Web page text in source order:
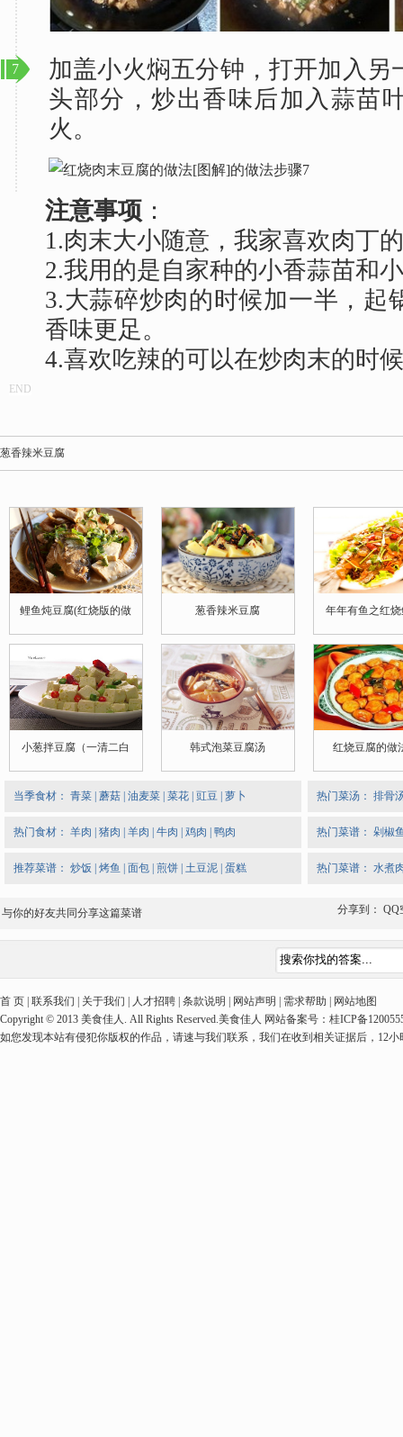
7
加盖小火焖五分钟，打开加入另
头部分，炒出香味后加入蒜苗
火。
注意事项 ：
1.肉末大小随意，我家喜欢肉丁
2.我用的是自家种的小香蒜苗和
3.大蒜碎炒肉的时候加一半，起
香味更足。
4.喜欢吃辣的可以在炒肉末的时
END
葱香辣米豆腐
鲤鱼炖豆腐(红烧版的做 葱香辣米豆腐 年年有鱼之红
小葱拌豆腐（一清二白 韩式泡菜豆腐汤 红烧豆腐的做
当季食材： 青菜 蘑菇 油麦菜 菜花 豇豆 萝卜
热门食材： 羊肉 猪肉 羊肉 牛肉 鸡肉 鸭肉
推荐菜谱： 炒饭 烤鱼 面包 煎饼 土豆泥 蛋糕
热门菜汤： 排骨
热门菜谱： 剁椒
热门菜谱： 水煮
与你的好友共同分享这篇菜谱 分享到： QQ
首 页 | 联系我们 | 关于我们 | 人才招聘 | 条款说明 | 网站声明 | 需求帮助 | 网站地图
Copyright © 2013 美食佳人. All Rights Reserved.美食佳人 网站备案号：桂ICP备
如您发现本站有侵犯你版权的作品，请速与我们联系，我们在收到相关证据后，12